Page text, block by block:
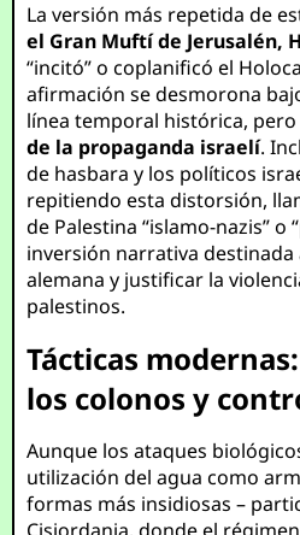
La versión más repetida de
el Gran Muftí de Jerusalén,
“incitó” o coplanificó el
afirmación se desmorona
línea temporal histórica,
de la propaganda israelí.
de hasbara y los políticos
repitiendo esta distorsión,
de Palestina “islamo-nazis” o
inversión narrativa
alemana y justificar la
palestinos.
Tácticas
los colonos y
Aunque los ataques
utilización del agua como
formas más insidiosas –